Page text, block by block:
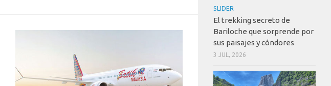
SLIDER
El trekking secreto de
Bariloche que sorprende por
sus paisajes y cóndores
3 JUL, 2026